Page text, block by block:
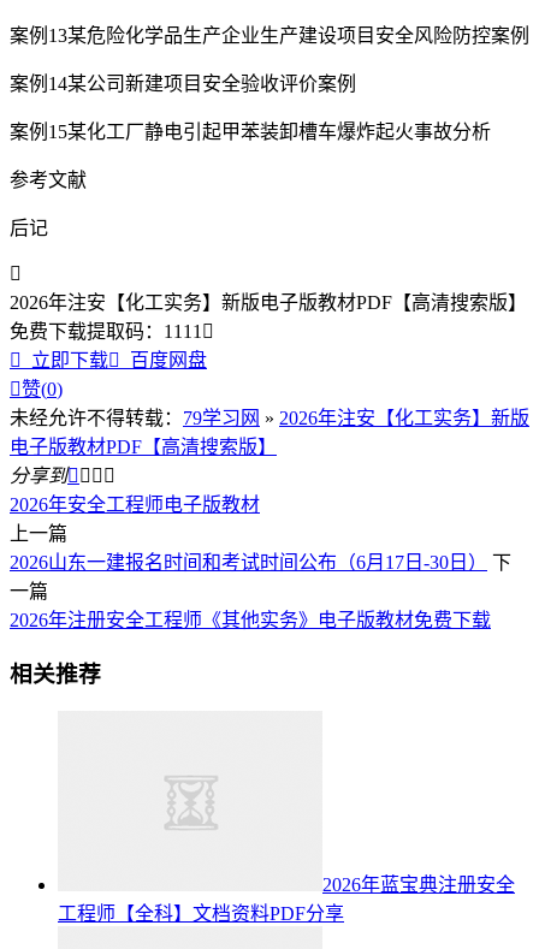
案例13某危险化学品生产企业生产建设项目安全风险防控案例
案例14某公司新建项目安全验收评价案例
案例15某化工厂静电引起甲苯装卸槽车爆炸起火事故分析
参考文献
后记

2026年注安【化工实务】新版电子版教材PDF【高清搜索版】
免费下载提取码： 1111 

立即下载
百度网盘
赞(0)
未经允许不得转载： 79学习网 » 2026年注安【化工实务】新版
电子版教材PDF【高清搜索版】
分享到   
2026年安全工程师电子版教材
上一篇
2026山东一建报名时间和考试时间公布（6月17日-30日）
下
一篇
2026年注册安全工程师《其他实务》电子版教材免费下载
相关推荐
2026年蓝宝典注册安全
工程师【全科】文档资料PDF分享